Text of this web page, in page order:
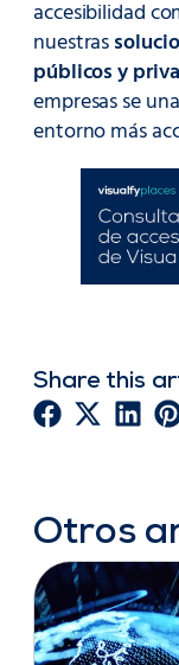
accesibilidad
nuestras
públicos y
empresas se
entorno más
Share this
Otros